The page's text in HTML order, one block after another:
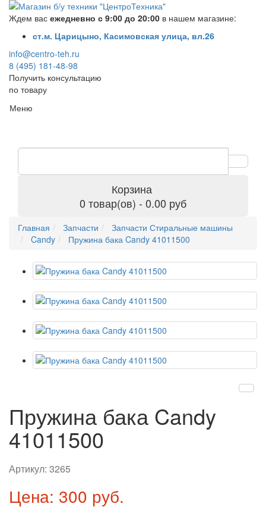
Ждем вас ежедневно с 9:00 до 20:00 в нашем магазине:
ст.м. Царицыно, Касимовская улица, вл.26
info@centro-teh.ru
8 (495) 181-48-98
Получить консультацию
по товару
Меню
Корзина
0 товар(ов) - 0.00 руб
Главная Запчасти
Запчасти Стиральные машины
Candy
Пружина бака Candy 41011500
Пружина бака Candy
41011500
Артикул: 3265
Цена: 300 руб.